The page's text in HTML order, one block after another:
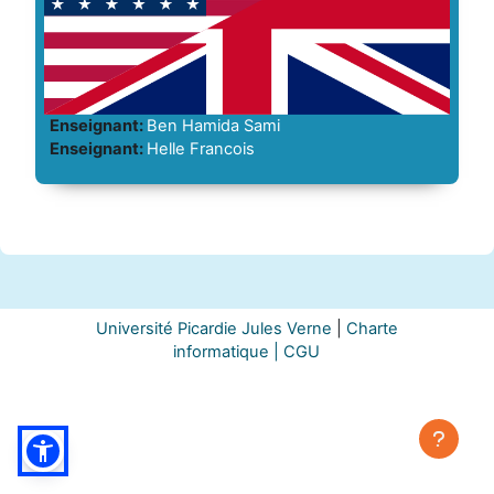
Enseignant: Ben Hamida Sami
Enseignant: Helle Francois
Université Picardie Jules Verne
Charte
informatique |
CGU